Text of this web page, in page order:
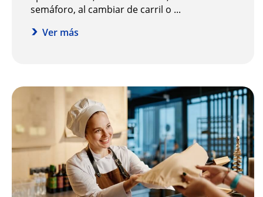
semáforo, al cambiar de carril o ...
Ver más